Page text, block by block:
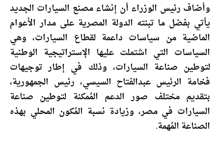
وأضاف رئيس الوزراء أن إنشاء مصنع السيارات الجديد
يأتي بفضل ما تبنته الدولة المصرية على مدار الأعوام
الماضية من سياسات داعمة لقطاع السيارات، وهي
السياسات التي اشتملت عليها الإستراتيجية الوطنية
لتوطين صناعة السيارات، وذلك في إطار توجيهات
فخامة الرئيس عبدالفتاح السيسي، رئيس الجمهورية،
بتقديم مختلف صور الدعم المُمكنة لتوطين صناعة
السيارات في مصر، وزيادة نسبة المُكون المحلي بهذه
الصناعة المُهمة.